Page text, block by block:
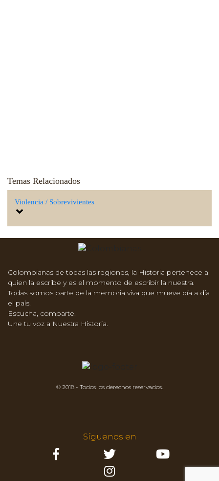
Temas Relacionados
Violencia / Sobrevivientes
Colombianas de todas las regiones, la Historia pertenece a
quien la escribe y es el momento de escribir la nuestra.
Todas somos parte de la memoria viva que mueve día a día
el país.
Escucha, comparte.
Une tu voz a Nuestra Historia.
© 2018 - Todos los derechos reservados.
Síguenos en